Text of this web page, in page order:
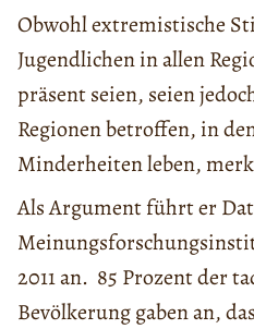
Obwohl extremistische
Jugendlichen in allen
präsent seien, seien
Regionen betroffen, in
Minderheiten leben,
Als Argument führt er
2011 an. 85 Prozent der
Bevölkerung gaben an,